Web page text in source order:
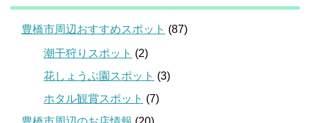
豊橋市周辺おすすめスポット (87)
潮干狩りスポット (2)
花しょうぶ園スポット (3)
ホタル観賞スポット (7)